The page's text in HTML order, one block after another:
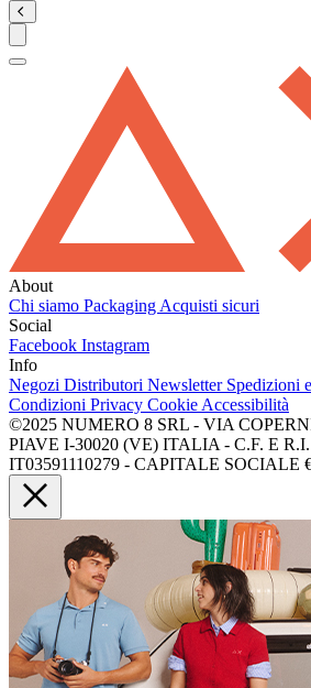
About
Chi siamo Packaging Acquisti sicuri
Social
Facebook Instagram
Info
Negozi Distributori Newsletter Spedizioni
Condizioni Privacy Cookie Accessibilità
©2025 NUMERO 8 SRL - VIA
PIAVE I-30020 (VE) ITALIA - C.F. E
IT03591110279 - CAPITALE SOCIALE